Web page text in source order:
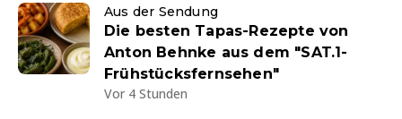
Aus der Sendung
Die besten Tapas-Rezepte von
Anton Behnke aus dem "SAT.1-
Frühstücksfernsehen"
Vor 4 Stunden